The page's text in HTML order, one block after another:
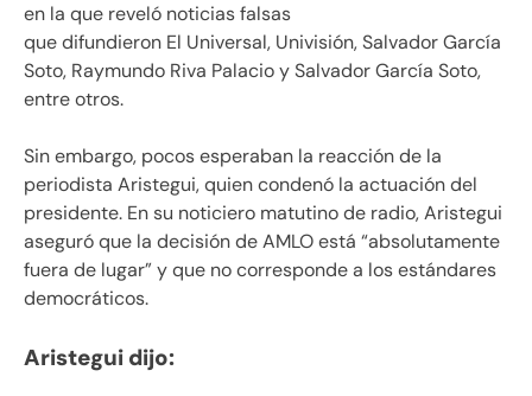
en la que reveló noticias falsas
que difundieron El Universal, Univisión, Salvador García
Soto, Raymundo Riva Palacio y Salvador García Soto,
entre otros.
Sin embargo, pocos esperaban la reacción de la
periodista Aristegui, quien condenó la actuación del
presidente. En su noticiero matutino de radio, Aristegui
aseguró que la decisión de AMLO está “absolutamente
fuera de lugar” y que no corresponde a los estándares
democráticos.
Aristegui dijo: